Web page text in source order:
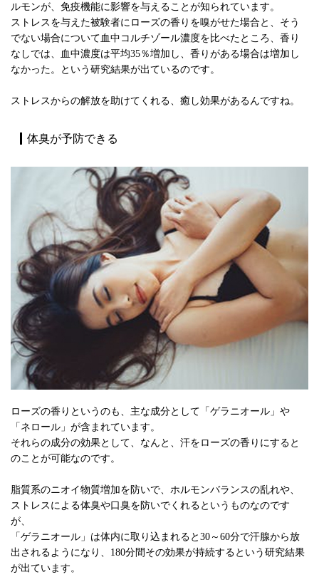
ルモンが、免疫機能に影響を与えることが知られています。
ストレスを与えた被験者にローズの香りを嗅がせた場合と、そう
でない場合について血中コルチゾール濃度を比べたところ、香り
なしでは、血中濃度は平均35％増加し、香りがある場合は増加し
なかった。という研究結果が出ているのです。
ストレスからの解放を助けてくれる、癒し効果があるんですね。
体臭が予防できる
ローズの香りというのも、主な成分として「ゲラニオール」や
「ネロール」が含まれています。
それらの成分の効果として、なんと、汗をローズの香りにすると
のことが可能なのです。
脂質系のニオイ物質増加を防いで、ホルモンバランスの乱れや、
ストレスによる体臭や口臭を防いでくれるというものなのです
が、
「ゲラニオール」は体内に取り込まれると30～60分で汗腺から放
出されるようになり、180分間その効果が持続するという研究結果
が出ています。